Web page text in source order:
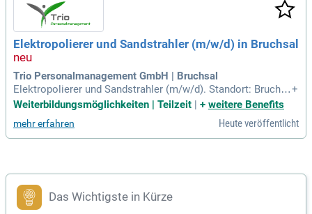
Elektropolierer und Sandstrahler (m/w/d) in Bruchsal
Trio Personalmanagement GmbH | Bruchsal
Elektropolierer und Sandstrahler (m/w/d). Standort: Bruchsa
l Anstellungsart (en): Vollzeit Arbeitszeit: 35; 40 Stunden pr
o Woche. Deine Aufgaben: Durchführung von Elektropolierar
beiten an verschiedenen Metalloberflächen, insbesondere E
delstahl.
+
Weiterbildungsmöglichkeiten | Teilzeit | + weitere Benefits
mehr erfahren Heute veröffentlicht
Das Wichtigste in Kürze